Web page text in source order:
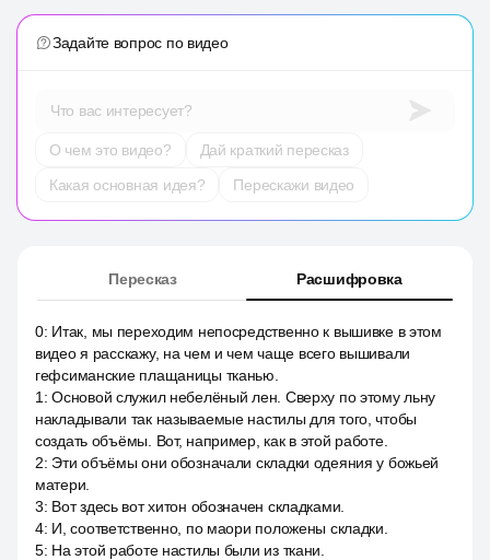
Задайте вопрос по видео
Что вас интересует?
О чем это видео?
Дай краткий пересказ
Какая основная идея?
Перескажи видео
Пересказ Расшифровка
0: Итак, мы переходим непосредственно к вышивке в этом
видео я расскажу, на чем и чем чаще всего вышивали
гефсиманские плащаницы тканью.
1 :Основой служил небелёный лен. Сверху по этому льну
накладывали так называемые настилы для того, чтобы
создать объёмы. Вот, например, как в этой работе.
2: Эти объёмы они обозначали складки одеяния у божьей
матери.
3: Вот здесь вот хитон обозначен складками.
4: И, соответственно, по маори положены складки.
5: На этой работе настилы были из ткани.